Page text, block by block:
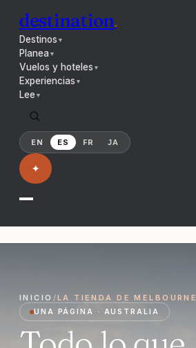
destination.
Destinos ▼
Planea▼
Vuelos y hoteles ▼
Experiencias ▼
Lee ▼
EN ES FR JA
✦
INICIO /LA TIENDA DE MELBOURNE
UNA PÁGINA · AUSTRALIA